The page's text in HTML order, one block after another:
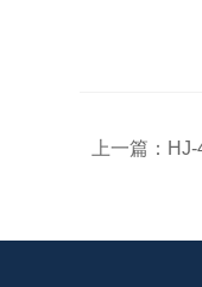
上一篇：